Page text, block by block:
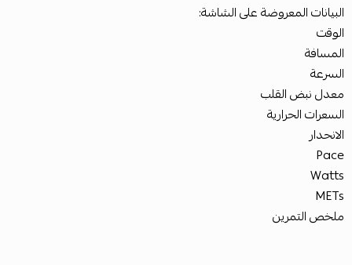
البيانات المعروضة على الشاشة:
الوقت
المسافة
السرعة
معدل نبض القلب
السعرات الحرارية
الانحدار
Pace
Watts
METs
ملخص التمرين